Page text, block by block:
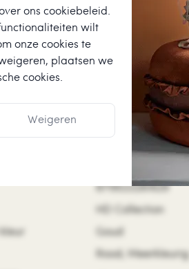
ons cookiebeleid.
wilt
onze cookies te
, plaatsen we
cookies.
Weigeren
8719533261629
HD Collection
Goud
Rood, Meerkleurig